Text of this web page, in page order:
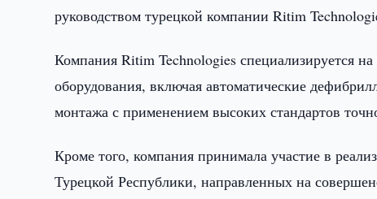
руководством турецкой компании Ritim
Компания Ritim Technologies специализируется
оборудования, включая автоматические
монтажа с применением высоких стандартов
Кроме того, компания принимала участие в
Турецкой Республики, направленных на